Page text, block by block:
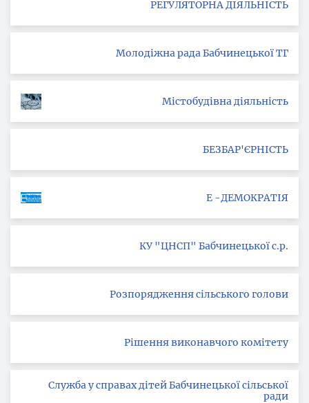
РЕГУЛЯТОРНА ДІЯЛЬНІСТЬ
Молодіжна рада Бабчинецької ТГ
Містобудівна діяльність
БЕЗБАР'ЄРНІСТЬ
Е -ДЕМОКРАТІЯ
КУ "ЦНСП" Бабчинецької с.р.
Розпорядження сільського голови
Рішення виконавчого комітету
Служба у справах дітей Бабчинецької сільської
ради